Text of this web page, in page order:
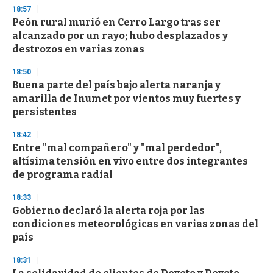
18:57
Peón rural murió en Cerro Largo tras ser
alcanzado por un rayo; hubo desplazados y
destrozos en varias zonas
18:50
Buena parte del país bajo alerta naranja y
amarilla de Inumet por vientos muy fuertes y
persistentes
18:42
Entre "mal compañero" y "mal perdedor",
altísima tensión en vivo entre dos integrantes
de programa radial
18:33
Gobierno declaró la alerta roja por las
condiciones meteorológicas en varias zonas del
país
18:31